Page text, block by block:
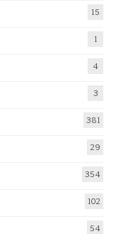
15
1
4
3
381
29
354
102
54